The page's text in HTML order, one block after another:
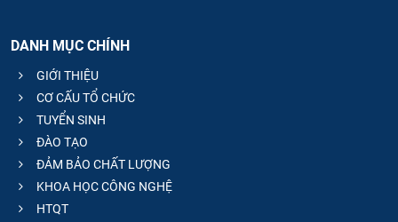
DANH MỤC CHÍNH
GIỚI THIỆU
CƠ CẤU TỔ CHỨC
TUYỂN SINH
ĐÀO TẠO
ĐẢM BẢO CHẤT LƯỢNG
KHOA HỌC CÔNG NGHỆ
HTQT